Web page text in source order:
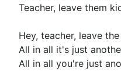
Teacher, leave them
Hey, teacher, leave
All in all it's just
All in all you're just